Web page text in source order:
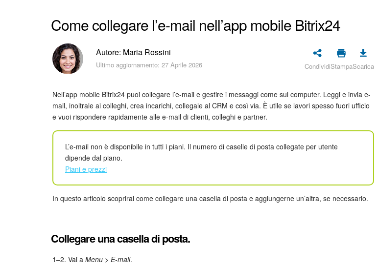
Come collegare l’e-mail nell’app mobile Bitrix24
Autore: Maria Rossini
Ultimo aggiornamento: 27 Aprile 2026 CondividiStampaScarica
Nell’app mobile Bitrix24 puoi collegare l’e-mail e gestire i messaggi come sul computer. Leggi e invia e-
mail, inoltrale ai colleghi, crea incarichi, collegale al CRM e così via. È utile se lavori spesso fuori ufficio
e vuoi rispondere rapidamente alle e-mail di clienti, colleghi e partner.
L’e-mail non è disponibile in tutti i piani. Il numero di caselle di posta collegate per utente
dipende dal piano.
Piani e prezzi
In questo articolo scoprirai come collegare una casella di posta e aggiungerne un’altra, se necessario.
Collegare una casella di posta.
1–2. Vai a Menu > E-mail.